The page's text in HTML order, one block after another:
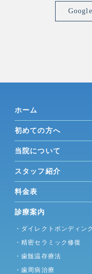
ホーム
初めての方へ
当院について
スタッフ紹介
料金表
診療案内
・ダイレクトボンディン
・精密セラミック修復
・歯髄温存療法
・歯周病治療